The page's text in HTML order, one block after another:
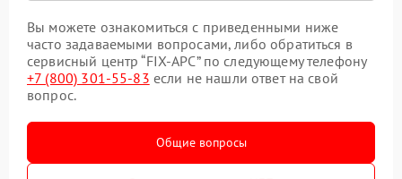
Вы можете ознакомиться с приведенными ниже
часто задаваемыми вопросами, либо обратиться в
сервисный центр “FIX-APC” по следующему телефону
+7 (800) 301-55-83 если не нашли ответ на свой
вопрос.
Общие вопросы